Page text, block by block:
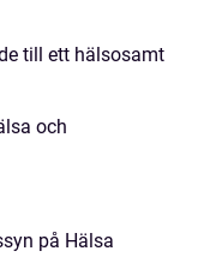
till ett hälsosamt
och
på Hälsa